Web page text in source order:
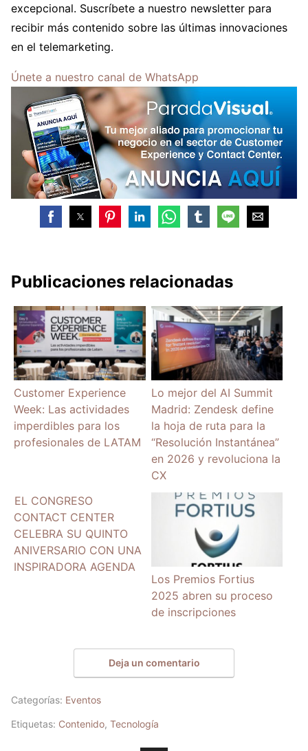
excepcional. Suscríbete a nuestro newsletter para
recibir más contenido sobre las últimas innovaciones
en el telemarketing.
Únete a nuestro canal de WhatsApp
Publicaciones relacionadas
Customer Experience
Week: Las actividades
imperdibles para los
profesionales de LATAM
Lo mejor del AI Summit
Madrid: Zendesk define
la hoja de ruta para la
“Resolución Instantánea”
en 2026 y revoluciona la
CX
EL CONGRESO
CONTACT CENTER
CELEBRA SU QUINTO
ANIVERSARIO CON UNA
INSPIRADORA AGENDA
Los Premios Fortius
2025 abren su proceso
de inscripciones
Deja un comentario
Categorías: Eventos
Etiquetas: Contenido, Tecnología